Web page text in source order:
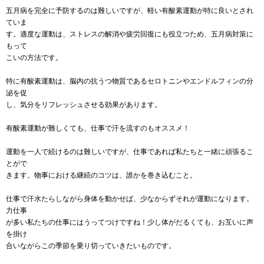
五月病を完全に予防するのは難しいですが、軽い有酸素運動が特に良いとされ
ていま
す。適度な運動は、ストレスの解消や疲労回復にも役立つため、五月病対策に
もって
こいの方法です。
特に有酸素運動は、脳内の抗うつ物質であるセロトニンやエンドルフィンの分
泌を促
し、気分をリフレッシュさせる効果があります。
有酸素運動が難しくても、仕事で汗を流すのもオススメ！
運動を一人で続けるのは難しいですが、仕事であれば私たちと一緒に頑張るこ
とがで
きます。物事における継続のコツは、誰かを巻き込むこと。
仕事で汗水たらしながら身体を動かせば、少なからずそれが運動になります。
力仕事
が多い私たちの仕事にはうってつけですね！少し体がだるくても、お互いに声
を掛け
合いながらこの季節を乗り切っていきたいものです。